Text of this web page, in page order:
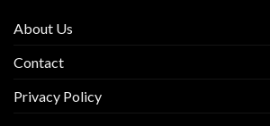
About Us
Contact
Privacy Policy